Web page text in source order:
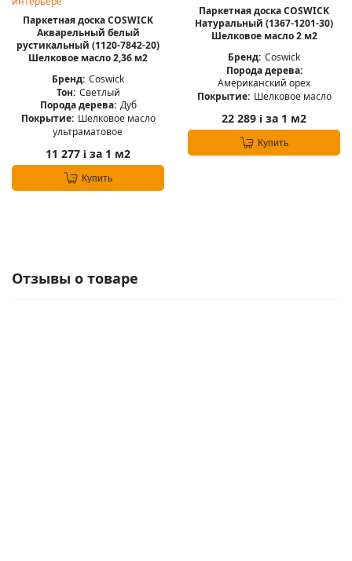
Паркетная доска COSWICK
Акварельный белый
рустикальный (1120-7842-20)
Шелковое масло 2,36 м2
Бренд: Coswick
Тон: Светлый
Порода дерева: Дуб
Покрытие: Шелковое масло
ультраматовое
11 277 i за 1 м2
Купить
Паркетная доска COSWICK
Натуральный (1367-1201-30)
Шелковое масло 2 м2
Бренд: Coswick
Порода дерева:
Американский орех
Покрытие: Шелковое масло
22 289 i за 1 м2
Купить
Отзывы о товаре